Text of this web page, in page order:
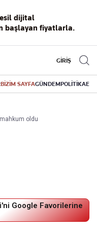
dijital
başlayan fiyatlarla.
GİRİŞ
BİZİM SAYFAGÜNDEMPOLİTİKA
oldu
Google Favorilerine